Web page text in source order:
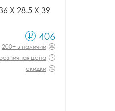
X 28.5 X 39
406
200+ в наличии
розничная цена
скидки